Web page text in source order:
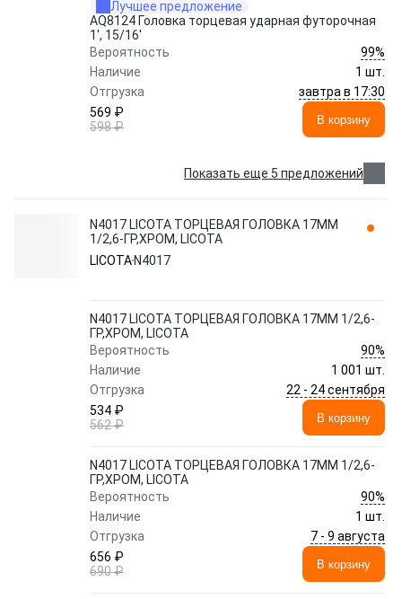
Лучшее предложение
AQ8124 Головка торцевая ударная футорочная
1', 15/16'
Вероятность
99%
Наличие
1 шт.
Отгрузка
завтра в 17:30
569 ₽
598 ₽
В корзину
Показать еще 5 предложений
N4017 LICOTA ТОРЦЕВАЯ ГОЛОВКА 17ММ
1/2,6-ГР,ХРОМ, LICOTA
LICOTA N4017
N4017 LICOTA ТОРЦЕВАЯ ГОЛОВКА 17ММ 1/2,6-
ГР,ХРОМ, LICOTA
Вероятность
90%
Наличие
1 001 шт.
Отгрузка
22 - 24 сентября
534 ₽
562 ₽
В корзину
N4017 LICOTA ТОРЦЕВАЯ ГОЛОВКА 17ММ 1/2,6-
ГР,ХРОМ, LICOTA
Вероятность
90%
Наличие
1 шт.
Отгрузка
7 - 9 августа
656 ₽
690 ₽
В корзину